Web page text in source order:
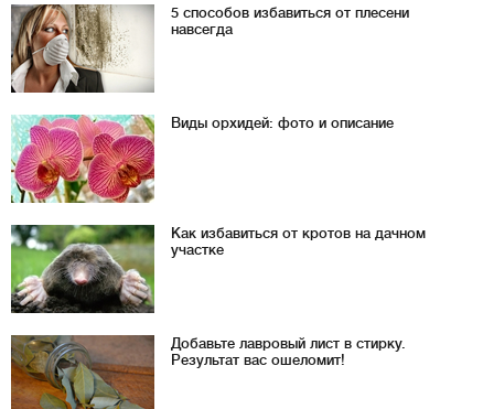
5 способов избавиться от плесени
навсегда
Виды орхидей: фото и описание
Как избавиться от кротов на дачном
участке
Добавьте лавровый лист в стирку.
Результат вас ошеломит!